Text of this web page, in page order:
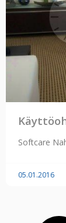
Softcare
05.01.2016